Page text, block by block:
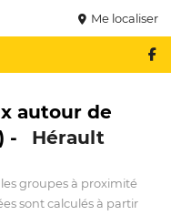
Me localiser
autour de
-
Hérault
groupes à proximité
sont calculés à partir